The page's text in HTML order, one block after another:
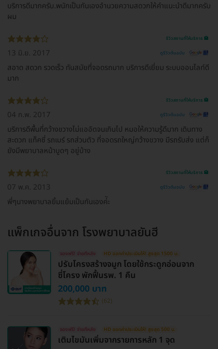
บริการดีมากครับ.พนักเป็นกันเองอำนวยความสดวกให้คำแนะนำดีมากครับ
ผม
รีวิวสถานที่ให้บริการ 🏥
13 มิ.ย. 2017 ดูรีวิวต้นฉบับ
สอาด สดวก รวดเร็ว ทันสมัยที่จอดรถมาก บริการดีเยี่ยม ระบบออนไลท์ดี
มาก
รีวิวสถานที่ให้บริการ 🏥
04 ก.พ. 2017 ดูรีวิวต้นฉบับ
บริการดีพื้นที่กว้างขวางไม่แออัดจนเกินไป หมอให้ความรู้ดีมาก เดินทาง
สะดวก แท็คซี่ รถเมร์ รถส่วนตัว ที่จอดรถใหญ่กว้างขวาง มีรถรับส่ง แต่ก็
ยังมีพยาบาลหน้าบูดๆ อยู่บ้าง
รีวิวสถานที่ให้บริการ 🏥
07 พ.ค. 2013 ดูรีวิวต้นฉบับ
พี่ๆนางพยาบาลยิ้มแย้มเป็นกันเองค่ัะ
แพ็กเกจอื่นจาก โรงพยาบาลยันฮี
จองฟรี! จ่ายทีหลัง HD ออกค่าประเมินให้! สูงสุด 1500 บ.
ปรับโครงสร้างจมูก โดยใช้กระดูกอ่อนจาก
ซี่โครง พักฟื้นรพ. 1 คืน
200,000 บาท
(62)
จองฟรี! จ่ายทีหลัง HD ออกค่าประเมินให้! สูงสุด 500 บ.
เติมไขมันเพิ่มจากรายการหลัก 1 จุด